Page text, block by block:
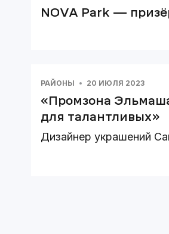
NOVA Park —
РАЙОНЫ 20 ИЮЛЯ 2023
«Промзона
для талантливых»
Дизайнер украшений